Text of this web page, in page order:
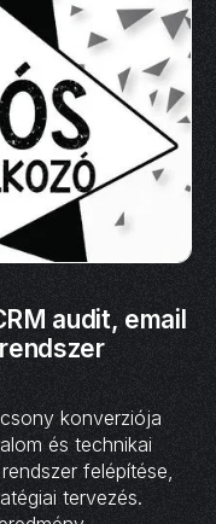
audit, email
konverziója
és technikai
felépítése,
tervezés.